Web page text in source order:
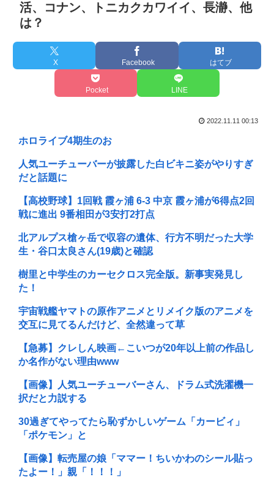
活、コナン、トニカクカワイイ、長瀞、他
は？
X Facebook はてブ
Pocket LINE
2022.11.11 00:13
ホロライブ4期生のお
人気ユーチューバーが披露した白ビキニ姿がやりすぎ
だと話題に
【高校野球】1回戦 霞ヶ浦 6-3 中京 霞ヶ浦が6得点2回
戦に進出 9番相田が3安打2打点
北アルプス槍ヶ岳で収容の遺体、行方不明だった大学
生・谷口太良さん(19歳)と確認
樹里と中学生のカーセクロス完全版。新事実発見し
た！
宇宙戦艦ヤマトの原作アニメとリメイク版のアニメを
交互に見てるんだけど、全然違って草
【急募】クレしん映画←こいつが20年以上前の作品し
か名作がない理由www
【画像】人気ユーチューバーさん、ドラム式洗濯機一
択だと力説する
30過ぎてやってたら恥ずかしいゲーム「カービィ」
「ポケモン」と
【画像】転売屋の娘「ママー！ちいかわのシール貼っ
たよー！」親「！！！」